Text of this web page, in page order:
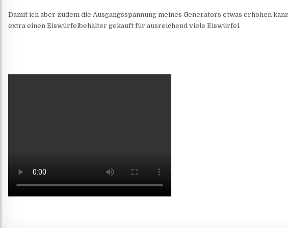
Damit ich aber zudem die Ausgangsspannung meines Generators etwas erhöhen
extra einen Eiswürfelbehälter gekauft für ausreichend viele Eiswürfel.